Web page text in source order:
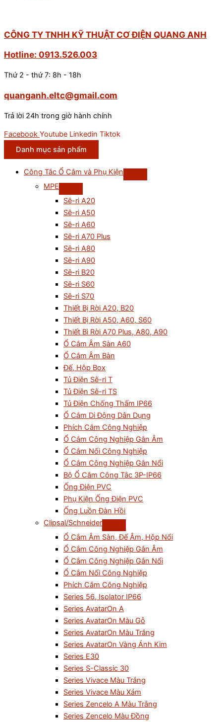
CÔNG TY TNHH KỸ THUẬT CƠ ĐIỆN QUANG ANH
Hotline: 0913.526.003
Thứ 2 - thứ 7: 8h - 18h
quanganh.eltc@gmail.com
Trả lời 24h trong giờ hành chính
Facebook Youtube Linkedin Tiktok
Danh mục sản phẩm
Công Tắc Ổ Cắm và Phụ Kiện
MPE
Sê-ri A20
Sê-ri A50
Sê-ri A60
Sê-ri A70 Plus
Sê-ri A80
Sê-ri A90
Sê-ri B20
Sê-ri S60
Sê-ri S70
Thiết Bị Rời A20, B20
Thiết Bị Rời A50, A60, S60
Thiết Bì Rời A70 Plus, A80, A90
Ổ Cắm Âm Sàn A60
Ổ Cắm Âm Bàn
Đế, Hộp Box
Tủ Điện Sê-ri T
Tủ Điện Sê-ri TS
Tủ Điện Chống Thấm IP66
Ổ Cắm Di Động Dân Dụng
Phích Cắm Công Nghiệp
Ổ Cắm Công Nghiệp Gắn Âm
Ổ Cắm Nối Công Nghiệp
Ổ Cắm Công Nghiệp Gắn Nổi
Bộ Ổ Cắm Công Tắc 3P-IP66
Ống Điện PVC
Phụ Kiện Ống Điện PVC
Ống Luồn Đàn Hồi
Clipsal/Schneider
Ổ Cắm Âm Sàn, Đế Âm, Hộp Nổi
Ổ Cắm Công Nghiệp Gắn Âm
Ổ Cắm Công Nghiệp Gắn Nổi
Ổ Cắm Nối Công Nghiệp
Phích Cắm Công Nghiệp
Series 56, Isolator IP66
Series AvatarOn A
Series AvatarOn Màu Gỗ
Series AvatarOn Màu Trắng
Series AvatarOn Vàng Ánh Kim
Series E30
Series S-Classic 30
Series Vivace Màu Trắng
Series Vivace Màu Xám
Series Zencelo A Màu Trắng
Series Zencelo Màu Đồng